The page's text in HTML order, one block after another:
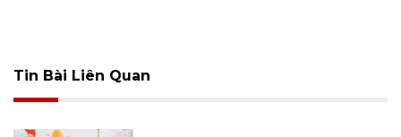
Tin Bài Liên Quan